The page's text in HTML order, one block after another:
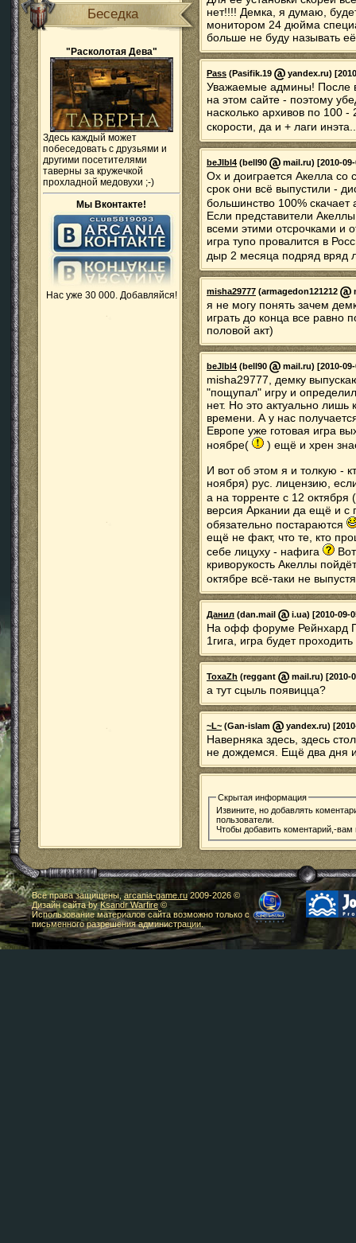
Беседка
"Расколотая Дева"
Здесь каждый может
побеседовать с друзьями и
другими посетителями
таверны за кружечкой
прохладной медовухи ;-)
Мы Вконтакте!
Нас уже 30 000. Добавляйся!
нет!!!! Демка, я думаю,
монитором 24 дюйма
больше не буду называть
Pass (Pasifik.19 yandex.ru)
Уважаемые админы! После
на этом сайте - поэтому
насколько архивов по 100
скорости, да и + лаги
beJlbl4 (bell90 mail.ru) [2010-
Ох и доиграется Акелла со
срок они всё выпустили -
большинство 100%
Если представители
всеми этими отсрочками и
игра тупо провалится в
дыр 2 месяца подряд вряд
misha29777 (armagedon121212
я не могу понять зачем
играть до конца все равно
половой акт)
beJlbl4 (bell90 mail.ru) [2010-
misha29777, демку
"пощупал" игру и
нет. Но это актуально лишь
времени. А у нас
Европе уже готовая игра
ноябре(
) ещё и хрен
И вот об этом я и толкую -
ноября) рус. лицензию,
а на торренте с 12
версия Аркании да ещё и
обязательно постараются
ещё не факт, что те, кто
себе лицуху - нафига
криворукость Акеллы
октябре всё-таки не
Данил (dan.mail i.ua) [2010-09-
На офф форуме Рейнхард
1гига, игра будет
ToxaZh (reggant mail.ru) [2010-
а тут сцыль появицца?
~L~ (Gan-islam yandex.ru)
Наверняка здесь, здесь
не дождемся. Ещё два дня
Скрытая информация
Извините, но добавлять
пользователи.
Чтобы добавить коментарий,-
Все права защищены,arcania-game.ru2009-2026 ©
Дизайн сайта byKsandr Warfire©
Использование материалов сайта возможно только с
письменного разрешения администрации.